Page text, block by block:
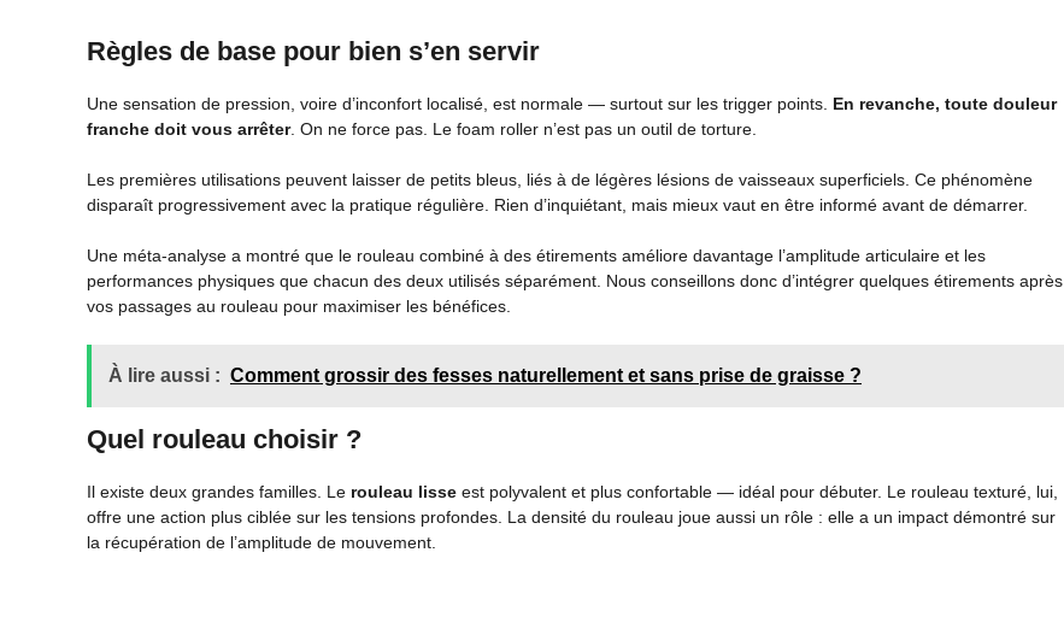
Règles de base pour bien s’en servir
Une sensation de pression, voire d’inconfort localisé, est normale — surtout sur les trigger points. En revanche, toute douleur
franche doit vous arrêter. On ne force pas. Le foam roller n’est pas un outil de torture.
Les premières utilisations peuvent laisser de petits bleus, liés à de légères lésions de vaisseaux superficiels. Ce phénomène
disparaît progressivement avec la pratique régulière. Rien d’inquiétant, mais mieux vaut en être informé avant de démarrer.
Une méta-analyse a montré que le rouleau combiné à des étirements améliore davantage l’amplitude articulaire et les
performances physiques que chacun des deux utilisés séparément. Nous conseillons donc d’intégrer quelques étirements après
vos passages au rouleau pour maximiser les bénéfices.
À lire aussi : Comment grossir des fesses naturellement et sans prise de graisse ?
Quel rouleau choisir ?
Il existe deux grandes familles. Le rouleau lisse est polyvalent et plus confortable — idéal pour débuter. Le rouleau texturé, lui,
offre une action plus ciblée sur les tensions profondes. La densité du rouleau joue aussi un rôle : elle a un impact démontré sur
la récupération de l’amplitude de mouvement.